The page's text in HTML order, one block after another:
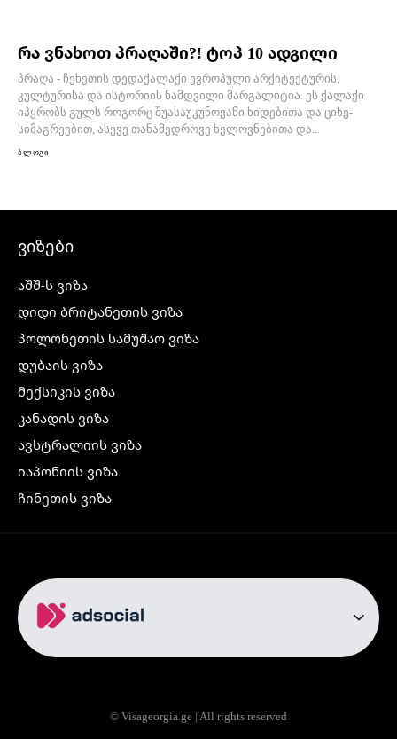
რა ვნახოთ პრაღაში?! ტოპ 10 ადგილი
პრაღა - ჩეხეთის დედაქალაქი ევროპული არქიტექტურის,
კულტურისა და ისტორიის ნამდვილი მარგალიტია. ეს ქალაქი
იპყრობს გულს როგორც შუასაუკუნოვანი ხიდებითა და ციხე-
სიმაგრეებით, ასევე თანამედროვე ხელოვნებითა და...
ბლოგი
ვიზები
აშშ-ს ვიზა
დიდი ბრიტანეთის ვიზა
პოლონეთის სამუშაო ვიზა
დუბაის ვიზა
მექსიკის ვიზა
კანადის ვიზა
ავსტრალიის ვიზა
იაპონიის ვიზა
ჩინეთის ვიზა
ჩრდილოეთ ირლანდიის ვიზა
რუსეთის ვიზა
ავიაბილეთები
თბილისი ბაქო
© Visageorgia.ge | All rights reserved